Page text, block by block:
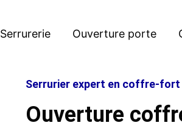
Serrurerie Ouverture porte
Serrurier expert en coffre-fort
Ouverture